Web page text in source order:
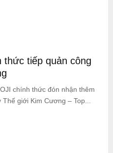
thức tiếp quản công
chính thức đón nhận thêm
giới Kim Cương – Top...